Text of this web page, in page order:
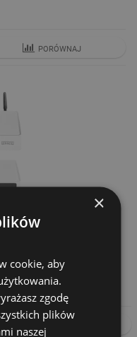
PORÓWNAJ
WLZB
PORÓWNAJ
×
cookie, aby
zgodę
plików
naszej